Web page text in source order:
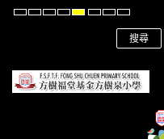
Default
NightHighHighHigh
Contrast
Set
Smaller
Set
Default
Set
Larger
Font
搜尋